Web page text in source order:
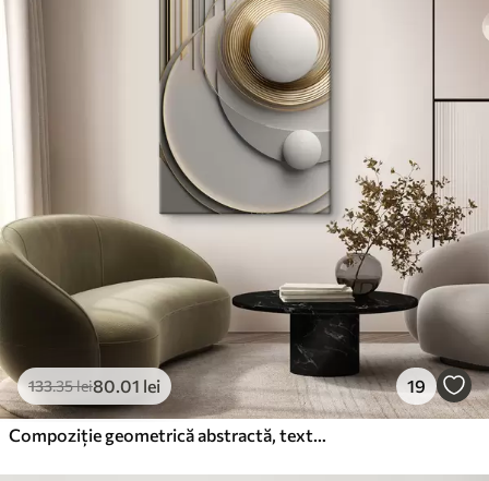
133.35lei80.01 lei 19
Compoziție geometrică abstractă, texturată, artă modernă și minimalistă